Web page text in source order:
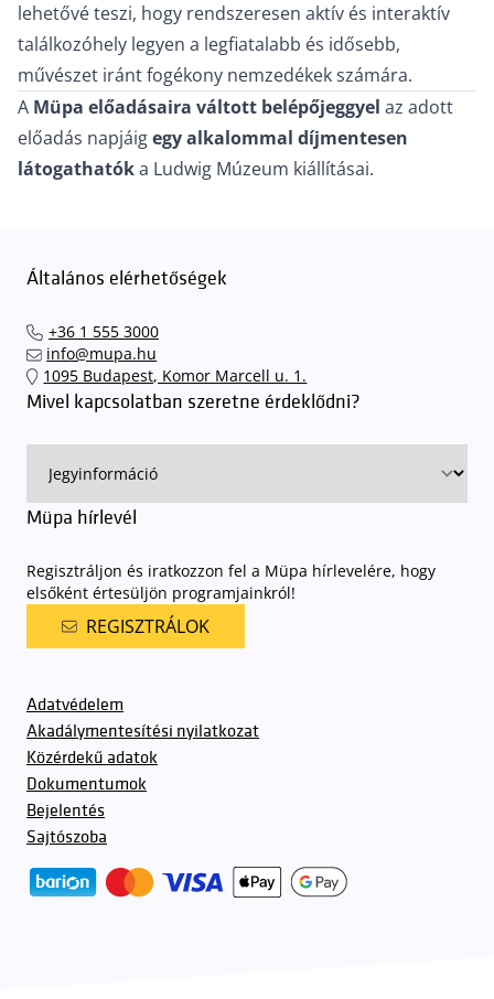
lehetővé teszi, hogy rendszeresen aktív és interaktív
találkozóhely legyen a legfiatalabb és idősebb,
művészet iránt fogékony nemzedékek számára.
A Müpa előadásaira váltott belépőjeggyel az adott
előadás napjáigegy alkalommal díjmentesen
látogathatóka Ludwig Múzeum kiállításai.
Általános elérhetőségek
+36 1 555 3000
info@mupa.hu
1095 Budapest, Komor Marcell u. 1.
Mivel kapcsolatban szeretne érdeklődni?
Müpa hírlevél
Regisztráljon és iratkozzon fel a Müpa hírlevelére, hogy
elsőként értesüljön programjainkról!
REGISZTRÁLOK
Adatvédelem
Akadálymentesítési nyilatkozat
Közérdekű adatok
Dokumentumok
Bejelentés
Sajtószoba